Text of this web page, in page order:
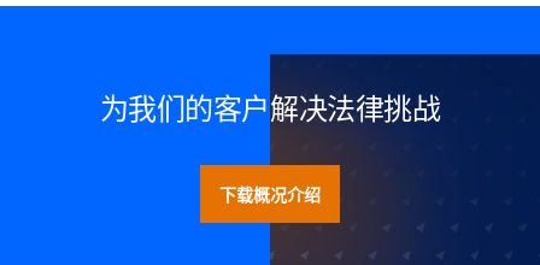
为我们的客户解决法律挑战
下载概况介绍